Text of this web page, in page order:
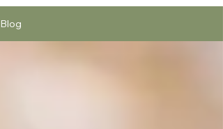
Blog